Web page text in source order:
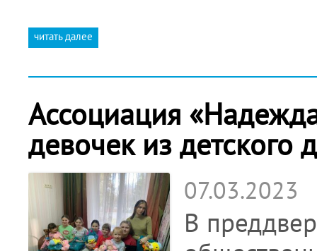
читать далее
Ассоциация
девочек из
07.03.2023
В